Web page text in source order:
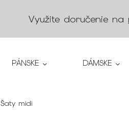
Využite doručenie na
PÁNSKE DÁMSKE
Šaty midi